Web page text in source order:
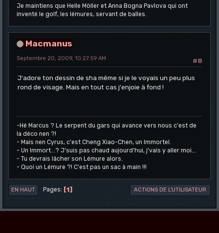
Je maintiens que Helle Möller et Anna Bogna Pavlova qui ont
inventé le golf, les lémures, servant de balles.
Macmanus
#8
Septembre 20, 2009, 10:27:59 AM
J'adore ton dessin de sha même si je le voyais un peu plus
rond de visage. Mais en tout cas j'enjoie à fond !
-Hé Marcus ? Le serpent du gars qui avance vers nous c'est de
la déco nen ?!
- Mais nen Cyrus, c'est Cheng Xiao-Chen, un Immortel.
- Un Immort...? J'suis pas chaud aujourd'hui, j'vais y aller moi...
- Tu devrais lâcher son Lémure alors.
- Quoi un Lémure ?! C'est pas un sac à main !!!
EN HAUT Pages 1 ACTIONS DE L'UTILISATEUR